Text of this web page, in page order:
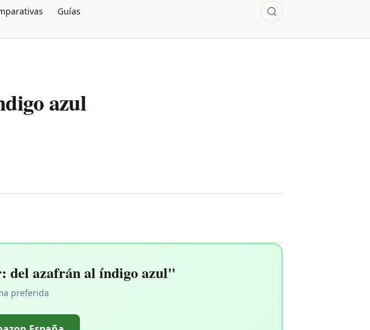
Guías
azul
azafrán al índigo azul"
preferida